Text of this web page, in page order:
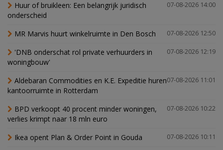
07-08-2026 14:00
Huur of bruikleen: Een belangrijk juridisch
onderscheid
07-08-2026 12:50
MR Marvis huurt winkelruimte in Den Bosch
07-08-2026 12:19
'DNB onderschat rol private verhuurders in
woningbouw'
07-08-2026 11:01
Aldebaran Commodities en K.E. Expeditie huren
kantoorruimte in Rotterdam
07-08-2026 10:22
BPD verkoopt 40 procent minder woningen,
verlies krimpt naar 18 mln euro
07-08-2026 10:11
Ikea opent Plan & Order Point in Gouda